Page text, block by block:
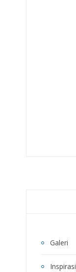
Galeri
Inspirasi